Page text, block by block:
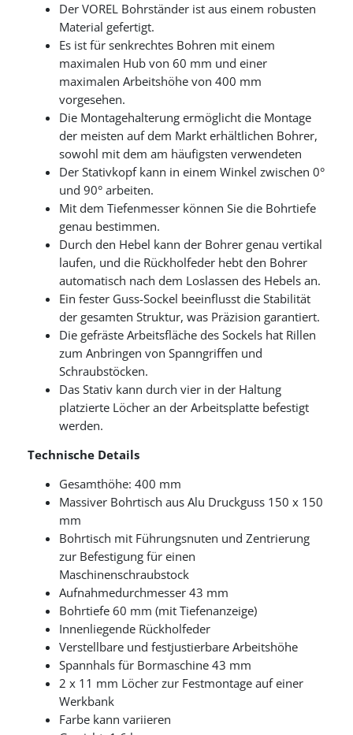
Der VOREL Bohrständer ist aus einem robusten
Material gefertigt.
Es ist für senkrechtes Bohren mit einem
maximalen Hub von 60 mm und einer
maximalen Arbeitshöhe von 400 mm
vorgesehen.
Die Montagehalterung ermöglicht die Montage
der meisten auf dem Markt erhältlichen Bohrer,
sowohl mit dem am häufigsten verwendeten
Der Stativkopf kann in einem Winkel zwischen 0°
und 90° arbeiten.
Mit dem Tiefenmesser können Sie die Bohrtiefe
genau bestimmen.
Durch den Hebel kann der Bohrer genau vertikal
laufen, und die Rückholfeder hebt den Bohrer
automatisch nach dem Loslassen des Hebels an.
Ein fester Guss-Sockel beeinflusst die Stabilität
der gesamten Struktur, was Präzision garantiert.
Die gefräste Arbeitsfläche des Sockels hat Rillen
zum Anbringen von Spanngriffen und
Schraubstöcken.
Das Stativ kann durch vier in der Haltung
platzierte Löcher an der Arbeitsplatte befestigt
werden.
Technische Details
Gesamthöhe: 400 mm
Massiver Bohrtisch aus Alu Druckguss 150 x 150
mm
Bohrtisch mit Führungsnuten und Zentrierung
zur Befestigung für einen
Maschinenschraubstock
Aufnahmedurchmesser 43 mm
Bohrtiefe 60 mm (mit Tiefenanzeige)
Innenliegende Rückholfeder
Verstellbare und festjustierbare Arbeitshöhe
Spannhals für Bormaschine 43 mm
2 x 11 mm Löcher zur Festmontage auf einer
Werkbank
Farbe kann variieren